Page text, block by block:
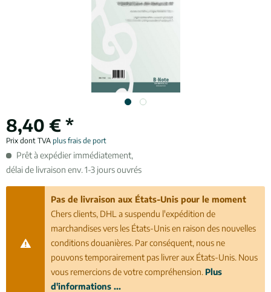
8,40 € *
Prix dont TVA plus frais de port
Prêt à expédier immédiatement,
délai de livraison env. 1-3 jours ouvrés
Pas de livraison aux États-Unis pour le moment
Chers clients, DHL a suspendu l'expédition de
marchandises vers les États-Unis en raison des nouvelles
conditions douanières. Par conséquent, nous ne
pouvons temporairement pas livrer aux États-Unis. Nous
vous remercions de votre compréhension. Plus
d'informations ...